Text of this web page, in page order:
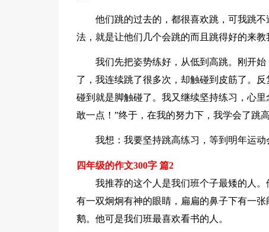
他们跳的过去的，都很喜欢跳，可我跳
法，就是让他们几个会跳的而且跳得好的来教
我们先把姿势练好，从低到高跳。刚开
了，我连续跳了很多次，却触碰到皮筋了。
碰到就是脚触碰了。我又继续坚持练习，心
敢一点！”终于，在我的努力下，我学会了跳
我想：我要坚持跳高练习，等到明年运动
四年级的作文300字 篇2
我推荐的这个人是我们班个子最矮的人
有一双炯炯有神的眼睛，扁扁的鼻子下有一
鹅。他可是我们班最喜欢看书的人。